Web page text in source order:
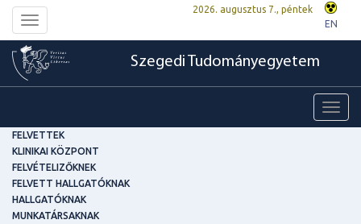
Toggle
navigation
2026. augusztus 7., péntek
EN
Szegedi Tudományegyetem
FELVETTEK
KLINIKAI KÖZPONT
FELVÉTELIZŐKNEK
FELVETT HALLGATÓKNAK
HALLGATÓKNAK
MUNKATÁRSAKNAK